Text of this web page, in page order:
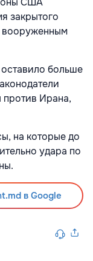
закрытого
вооруженным
больше
против Ирана,
на которые до
удара по
в Google